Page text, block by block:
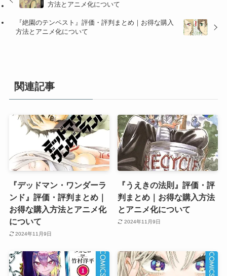
方法とアニメ化について
『絶園のテンペスト』評価・評判まとめ｜お得な購入
方法とアニメ化について
関連記事
『デッドマン・ワンダーラ
ンド』評価・評判まとめ｜
お得な購入方法とアニメ化
について
2024年11月9日
『うえきの法則』評価・評
判まとめ｜お得な購入方法
とアニメ化について
2024年11月9日